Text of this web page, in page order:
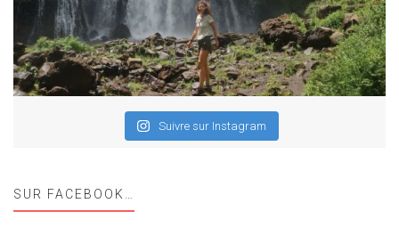
Suivre sur Instagram
SUR FACEBOOK…